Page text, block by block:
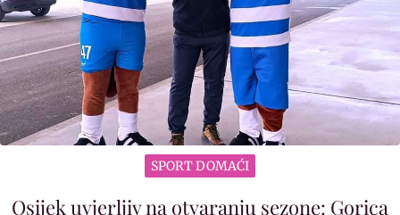
SPORT DOMAĆI
Osijek uvjerljiv na otvaranju sezone: Gorica